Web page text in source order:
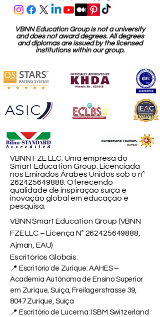
VBNN Education Group is not a university
and does not award degrees. All degrees
and diplomas are issued by the licensed
institutions within our group.
VBNN FZE LLC. Uma empresa do
Smart Education Group. Licenciada
nos Emirados Árabes Unidos sob o nº
262425649888. Oferecendo
qualidade de inspiração suíça e
inovação global em educação e
pesquisa.
VBNN Smart Education Group (VBNN
FZE LLC – Licença Nº 262425649888,
Ajman, EAU)
Escritórios Globais:
📍 Escritório de Zurique: AAHES –
Academia Autônoma de Ensino Superior
em Zurique, Suíça, Freilagerstrasse 39,
8047 Zurique, Suíça
📍 Escritório de Lucerna: ISBM Switzerland